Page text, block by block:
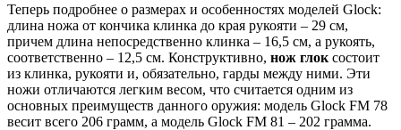
Теперь подробнее о размерах и особенностях моделей Glock:
длина ножа от кончика клинка до края рукояти – 29 см,
причем длина непосредственно клинка – 16,5 см, а рукоять,
соответственно – 12,5 см. Конструктивно, нож глок состоит
из клинка, рукояти и, обязательно, гарды между ними. Эти
ножи отличаются легким весом, что считается одним из
основных преимуществ данного оружия: модель Glock FM 78
весит всего 206 грамм, а модель Glock FM 81 – 202 грамма.